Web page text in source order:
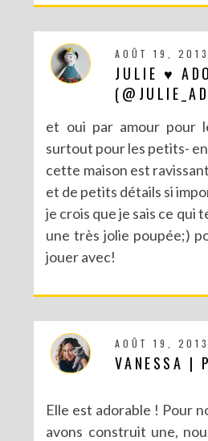
AOÛT 19, 2013
JULIE ♥
et oui par amour pour
surtout pour les petits-
cette maison est
et de petits détails si
je crois que je sais ce qui
une très jolie poupée;)
jouer avec!
AOÛT 19, 2013
VANESSA |
Elle est adorable ! Pour
avons construit une,